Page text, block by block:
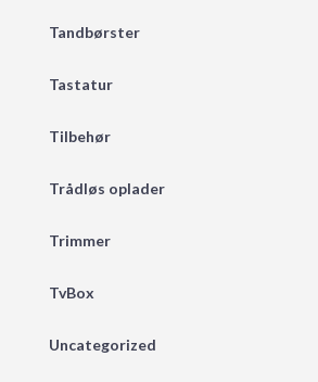
Tandbørster
Tastatur
Tilbehør
Trådløs oplader
Trimmer
TvBox
Uncategorized